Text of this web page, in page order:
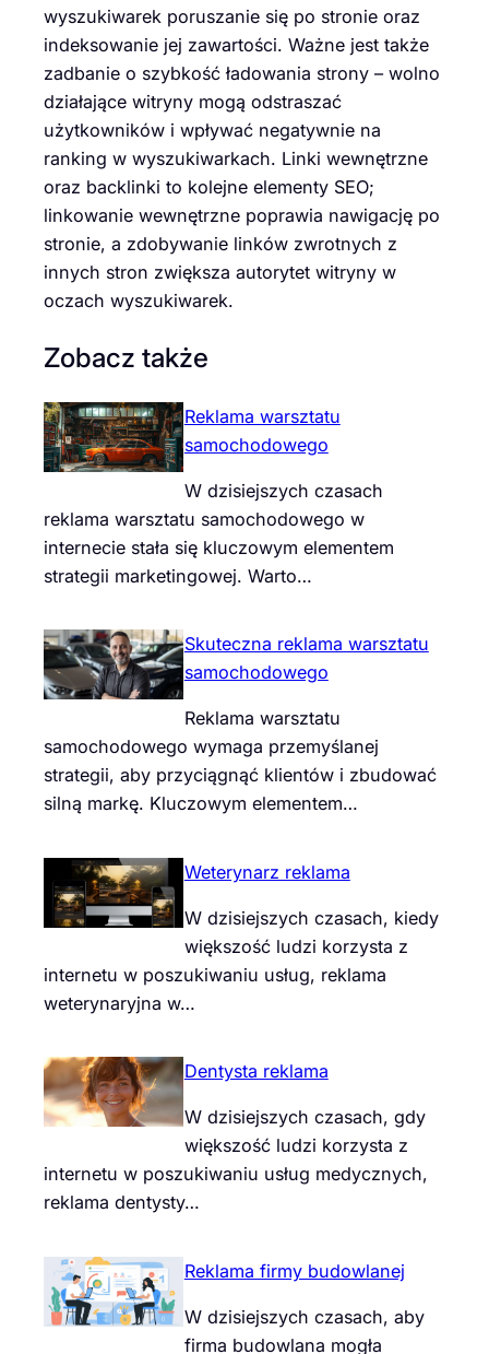
wyszukiwarek poruszanie się po stronie oraz
indeksowanie jej zawartości. Ważne jest także
zadbanie o szybkość ładowania strony – wolno
działające witryny mogą odstraszać
użytkowników i wpływać negatywnie na
ranking w wyszukiwarkach. Linki wewnętrzne
oraz backlinki to kolejne elementy SEO;
linkowanie wewnętrzne poprawia nawigację po
stronie, a zdobywanie linków zwrotnych z
innych stron zwiększa autorytet witryny w
oczach wyszukiwarek.
Zobacz także
Reklama warsztatu
samochodowego
W dzisiejszych czasach
reklama warsztatu samochodowego w
internecie stała się kluczowym elementem
strategii marketingowej. Warto…
Skuteczna reklama warsztatu
samochodowego
Reklama warsztatu
samochodowego wymaga przemyślanej
strategii, aby przyciągnąć klientów i zbudować
silną markę. Kluczowym elementem…
Weterynarz reklama
W dzisiejszych czasach, kiedy
większość ludzi korzysta z
internetu w poszukiwaniu usług, reklama
weterynaryjna w…
Dentysta reklama
W dzisiejszych czasach, gdy
większość ludzi korzysta z
internetu w poszukiwaniu usług medycznych,
reklama dentysty…
Reklama firmy budowlanej
W dzisiejszych czasach, aby
firma budowlana mogła